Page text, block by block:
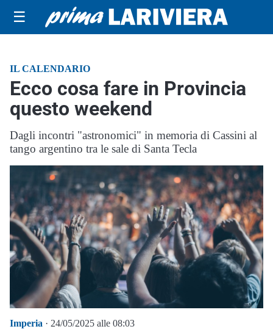
☰
IL CALENDARIO
Ecco cosa fare in Provincia
questo weekend
Dagli incontri "astronomici" in memoria di Cassini al
tango argentino tra le sale di Santa Tecla
Imperia · 24/05/2025 alle 08:03